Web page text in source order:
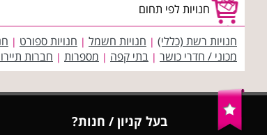
חנויות לפי תחום
חנויות רשת (כללי) | חנויות חשמל | חנויות ספורט |
מכוני / חדרי כושר | בתי קפה | מספרות | חברות
בעל קניון / חנות?